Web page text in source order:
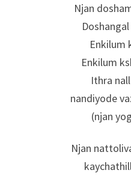
Njan
Enkilum
Enkilum
Ithra
nandiyode
(njan
Njan